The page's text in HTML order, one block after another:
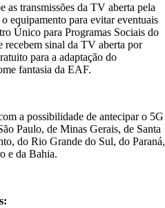
as transmissões da TV aberta pela
equipamento para evitar eventuais
Único para Programas Sociais do
sinal da TV aberta por
para a adaptação do
fantasia da EAF.
a possibilidade de antecipar o 5G
Paulo, de Minas Gerais, de Santa
do Rio Grande do Sul, do Paraná,
e da Bahia.